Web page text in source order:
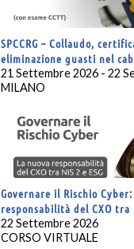
SPCCRG – Collaudo,
eliminazione guasti nel
21 Settembre 2026 - 22
MILANO
Governare il Rischio
responsabilità del CXO tra
22 Settembre 2026
CORSO VIRTUALE